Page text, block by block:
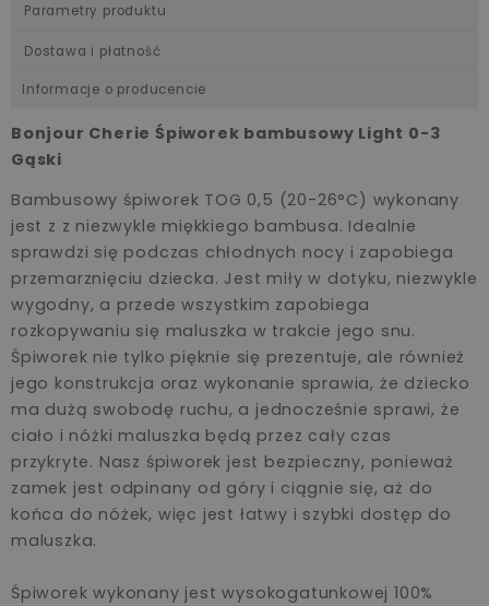
Parametry produktu
Dostawa i płatność
Informacje o producencie
Bonjour Cherie Śpiworek bambusowy Light 0-3
Gąski
Bambusowy śpiworek TOG 0,5 (20-26°C) wykonany
jest z z niezwykle miękkiego bambusa. Idealnie
sprawdzi się podczas chłodnych nocy i zapobiega
przemarznięciu dziecka. Jest miły w dotyku, niezwykle
wygodny, a przede wszystkim zapobiega
rozkopywaniu się maluszka w trakcie jego snu.
Śpiworek nie tylko pięknie się prezentuje, ale również
jego konstrukcja oraz wykonanie sprawia, że dziecko
ma dużą swobodę ruchu, a jednocześnie sprawi, że
ciało i nóżki maluszka będą przez cały czas
przykryte. Nasz śpiworek jest bezpieczny, ponieważ
zamek jest odpinany od góry i ciągnie się, aż do
końca do nóżek, więc jest łatwy i szybki dostęp do
maluszka.
Śpiworek wykonany jest wysokogatunkowej 100%